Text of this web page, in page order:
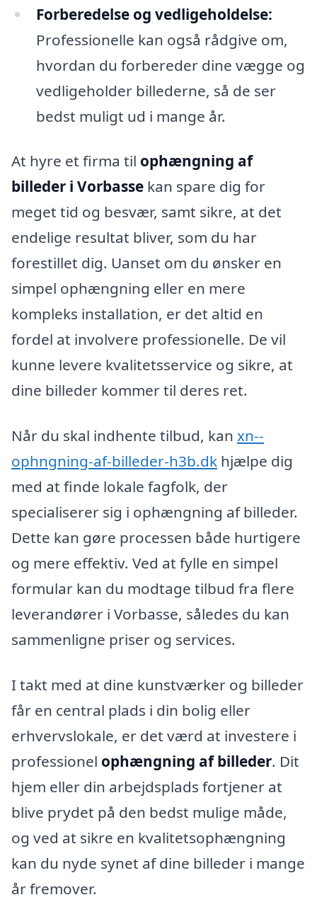
Forberedelse og vedligeholdelse:
Professionelle kan også rådgive om,
hvordan du forbereder dine vægge og
vedligeholder billederne, så de ser
bedst muligt ud i mange år.
At hyre et firma til ophængning af
billeder i Vorbasse kan spare dig for
meget tid og besvær, samt sikre, at det
endelige resultat bliver, som du har
forestillet dig. Uanset om du ønsker en
simpel ophængning eller en mere
kompleks installation, er det altid en
fordel at involvere professionelle. De vil
kunne levere kvalitetsservice og sikre, at
dine billeder kommer til deres ret.
Når du skal indhente tilbud, kan xn--
ophngning-af-billeder-h3b.dk hjælpe dig
med at finde lokale fagfolk, der
specialiserer sig i ophængning af billeder.
Dette kan gøre processen både hurtigere
og mere effektiv. Ved at fylle en simpel
formular kan du modtage tilbud fra flere
leverandører i Vorbasse, således du kan
sammenligne priser og services.
I takt med at dine kunstværker og billeder
får en central plads i din bolig eller
erhvervslokale, er det værd at investere i
professionel ophængning af billeder. Dit
hjem eller din arbejdsplads fortjener at
blive prydet på den bedst mulige måde,
og ved at sikre en kvalitetsophængning
kan du nyde synet af dine billeder i mange
år fremover.